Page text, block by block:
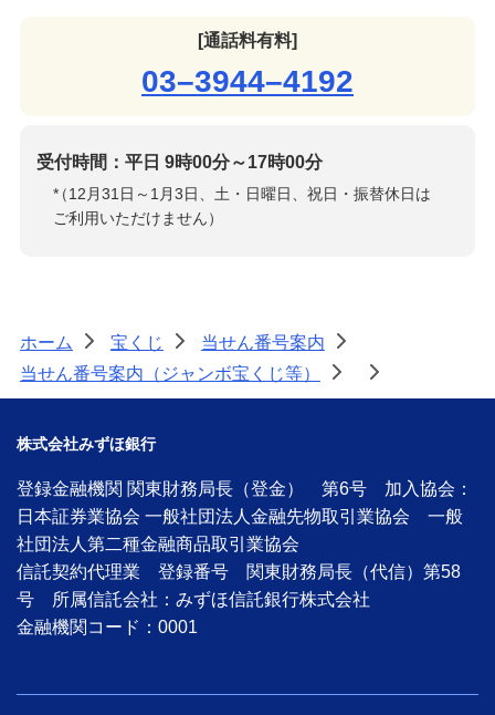
[通話料有料]
03–3944–4192
受付時間：平日 9時00分～17時00分
*
（12月31日～1月3日、土・日曜日、祝日・振替休日は
ご利用いただけません）
ホーム > 宝くじ > 当せん番号案内
>
当せん番号案内（ジャンボ宝くじ等）
> >
株式会社みずほ銀行
登録金融機関 関東財務局長（登金） 第6号 加入協会：
日本証券業協会 一般社団法人金融先物取引業協会 一般
社団法人第二種金融商品取引業協会
信託契約代理業 登録番号 関東財務局長（代信）第58
号 所属信託会社：みずほ信託銀行株式会社
金融機関コード：0001